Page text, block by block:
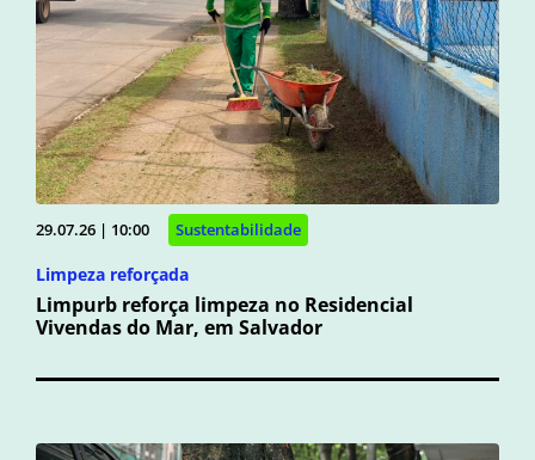
29.07.26 | 10:00 Sustentabilidade
Limpeza reforçada
Limpurb reforça limpeza no Residencial
Vivendas do Mar, em Salvador